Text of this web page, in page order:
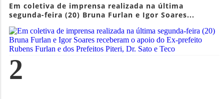
Em coletiva de imprensa realizada na última
segunda-feira (20) Bruna Furlan e Igor Soares...
2